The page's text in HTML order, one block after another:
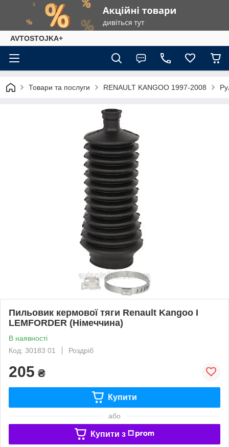
AVTOSTOJKA+
Товари та послуги RENAULT KANGOO 1997-2008
Пильовик кермової тяги Renault Kangoo I
LEMFORDER (Німеччина)
В наявності
Код: 30183 01
Роздріб
205 ₴
Купити
або
Купити з